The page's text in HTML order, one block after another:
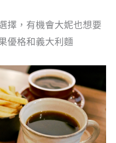
擇，有機會大妮也想要
優格和義大利麵